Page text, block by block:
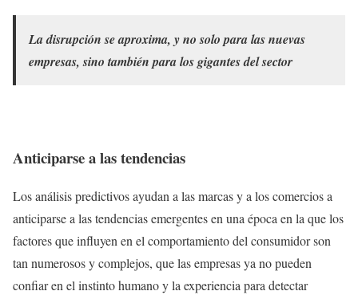
La disrupción se aproxima, y no solo para las nuevas
empresas, sino también para los gigantes del sector
Anticiparse a las tendencias
Los análisis predictivos ayudan a las marcas y a los comercios a
anticiparse a las tendencias emergentes en una época en la que los
factores que influyen en el comportamiento del consumidor son
tan numerosos y complejos, que las empresas ya no pueden
confiar en el instinto humano y la experiencia para detectar